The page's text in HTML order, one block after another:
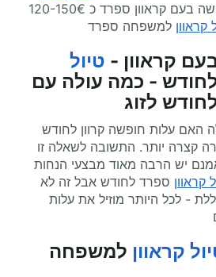
ספרד עלויות של חופשה בעם קראוון ספרד כ 120-150€
קראוון למשפחה ספרד
קראוון - טיול
- כמה עולה עם
לזוג
האם עלות חופשה קרוון לחודש
קצרה יותר. התשובה לשאלה זו
יש הרבה מאוד מבצעי הנחות
קראוון ספרד לחודש אבל זה לא
- לכל היותר מוזיל את עלות
קראוון למשפחה